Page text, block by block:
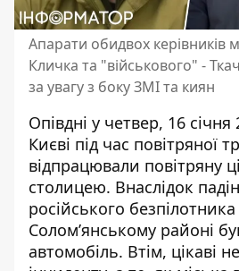
Апарати обидвох керівників
Кличка та "військового" -
за увагу з боку ЗМІ та киян
Опівдні у четвер, 16 січня
Києві під час повітряної
відпрацювали повітряну
столицею. Внаслідок
російського безпілотника
Соломʼянському районі
автомобіль. Втім, цікаві